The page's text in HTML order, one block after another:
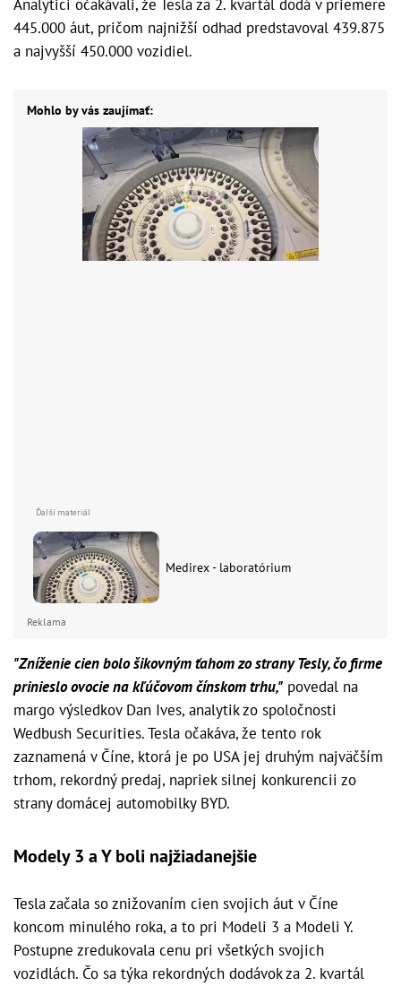
Analytici očakávali, že Tesla za 2. kvartál dodá v priemere
445.000 áut, pričom najnižší odhad predstavoval 439.875
a najvyšší 450.000 vozidiel.
Mohlo by vás zaujímať:
Medirex - laboratórium
Reklama
"Zníženie cien bolo šikovným ťahom zo strany Tesly, čo firme
prinieslo ovocie na kľúčovom čínskom trhu," povedal na
margo výsledkov Dan Ives, analytik zo spoločnosti
Wedbush Securities. Tesla očakáva, že tento rok
zaznamená v Číne, ktorá je po USA jej druhým najväčším
trhom, rekordný predaj, napriek silnej konkurencii zo
strany domácej automobilky BYD.
Modely 3 a Y boli najžiadanejšie
Tesla začala so znižovaním cien svojich áut v Číne
koncom minulého roka, a to pri Modeli 3 a Modeli Y.
Postupne zredukovala cenu pri všetkých svojich
vozidlách. Čo sa týka rekordných dodávok za 2. kvartál